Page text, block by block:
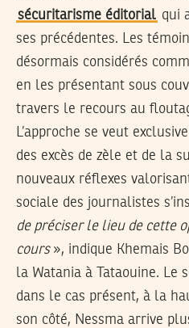
sécuritarisme éditorial qui
ses précédentes. Les
désormais considérés
en les présentant sous
travers le recours au
L’approche se veut
des excès de zèle et de la
nouveaux réflexes
sociale des journalistes
de préciser le lieu de cette
cours», indique Khemais
la Watania à Tataouine. Le
dans le cas présent, à la
son côté, Nessma arrive